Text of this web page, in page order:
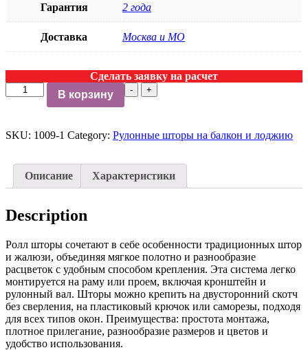
Гарантия 2 года
Доставка Москва и МО
Сделать заявку на расчет
- +
В корзину
SKU: 1009-1 Category: Рулонные шторы на балкон и лоджию
Описание Характеристики
Description
Ролл шторы сочетают в себе особенности традиционных штор
и жалюзи, объединяя мягкое полотно и разнообразие
расцветок с удобным способом крепления. Эта система легко
монтируется на раму или проем, включая кронштейн и
рулонный вал. Шторы можно крепить на двусторонний скотч
без сверления, на пластиковый крючок или саморезы, подходя
для всех типов окон. Преимущества: простота монтажа,
плотное прилегание, разнообразие размеров и цветов и
удобство использования.